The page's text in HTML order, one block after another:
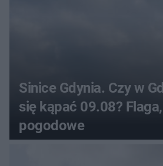
Sinice Gdynia. Czy w
się kąpać 09.08?
pogodowe